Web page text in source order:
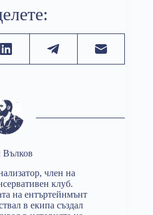
член на
клуб.
на ентъртейнмънт
в екипа създал